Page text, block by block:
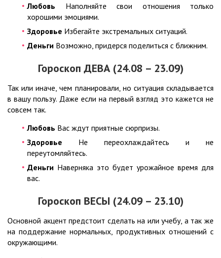
Любовь Наполняйте свои отношения только
хорошими эмоциями.
Здоровье Избегайте экстремальных ситуаций.
Деньги Возможно, придерся поделиться с ближним.
Гороскоп ДЕВА (24.08 – 23.09)
Так или иначе, чем планировали, но ситуация складывается
в вашу пользу. Даже если на первый взгляд это кажется не
совсем так.
Любовь Вас ждут приятные сюрпризы.
Здоровье Не переохлаждайтесь и не
переутомляйтесь.
Деньги Наверняка это будет урожайное время для
вас.
Гороскоп ВЕСЫ (24.09 – 23.10)
Основной акцент предстоит сделать на или учебу, а так же
на поддержание нормальных, продуктивных отношений с
окружающими.